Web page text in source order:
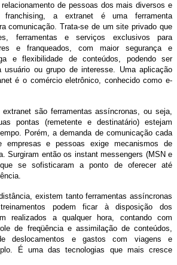
de pessoas dos mais diversos e
franchising, a extranet é uma ferramenta
comunicação. Trata-se de um site privado que
ferramentas e serviços exclusivos para
e franqueados, com maior segurança e
e flexibilidade de conteúdos, podendo ser
usuário ou grupo de interesse. Uma aplicação
é o comércio eletrônico, conhecido como e-
são ferramentas assíncronas, ou seja,
pontas (remetente e destinatário) estejam
Porém, a demanda de comunicação cada
empresas e pessoas exige mecanismos de
Surgiram então os instant messengers (MSN e
se sofisticaram a ponto de oferecer até
existem tanto ferramentas assíncronas
podem ficar à disposição dos
realizados a qualquer hora, contando com
de freqüência e assimilação de conteúdos,
deslocamentos e gastos com viagens e
É uma das tecnologias que mais cresce